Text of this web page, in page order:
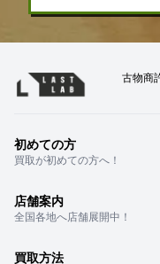
古物商
初めての方
買取が初めての方へ！
店舗案内
全国各地へ店舗展開中！
買取方法